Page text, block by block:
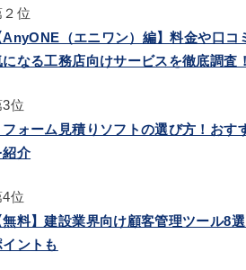
２位
AnyONE（エニワン）編】料金や口コ
になる工務店向けサービスを徹底調査！
3位
フォーム見積りソフトの選び方！おす
紹介
4位
無料】建設業界向け顧客管理ツール8
イントも